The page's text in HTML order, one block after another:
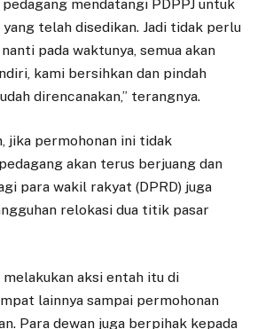
mendatangi PDPPJ untuk
telah disedikan. Jadi tidak perlu
pada waktunya, semua akan
kami bersihkan dan pindah
direncanakan,” terangnya.
jika permohonan ini tidak
akan terus berjuang dan
para wakil rakyat (DPRD) juga
relokasi dua titik pasar
melakukan aksi entah itu di
lainnya sampai permohonan
Para dewan juga berpihak kepada